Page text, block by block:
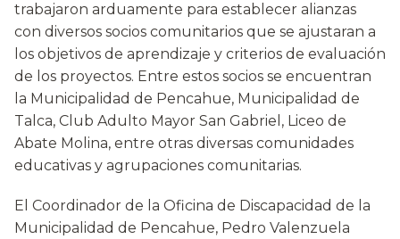
trabajaron arduamente para establecer alianzas
con diversos socios comunitarios que se ajustaran a
los objetivos de aprendizaje y criterios de evaluación
de los proyectos. Entre estos socios se encuentran
la Municipalidad de Pencahue, Municipalidad de
Talca, Club Adulto Mayor San Gabriel, Liceo de
Abate Molina, entre otras diversas comunidades
educativas y agrupaciones comunitarias.
El Coordinador de la Oficina de Discapacidad de la
Municipalidad de Pencahue, Pedro Valenzuela